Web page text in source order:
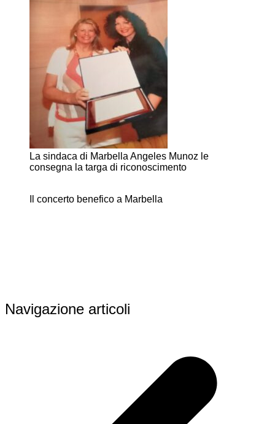
La sindaca di Marbella Angeles Munoz le
consegna la targa di riconoscimento
Il concerto benefico a Marbella
Navigazione articoli